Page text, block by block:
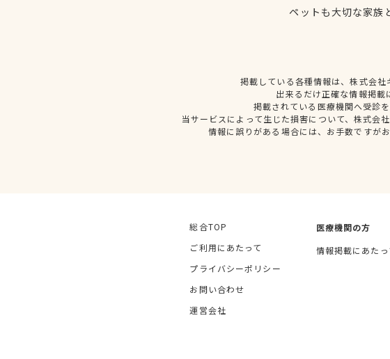
ペットも大切な家族
掲載している各種情報は、株式会
出来るだけ正確な情報掲
掲載されている医療機関へ受診
当サービスによって生じた損害について、株式会
情報に誤りがある場合には、お手数ですが
総合TOP
ご利用にあたって
プライバシーポリシー
お問い合わせ
運営会社
医療機関の方
情報掲載にあたっ